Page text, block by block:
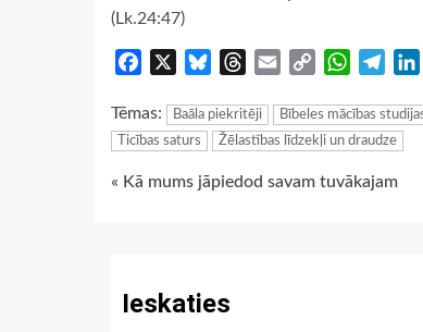
(Lk.24:47)
Facebook BlueskyThreads
Email
Copy
Tēmas: Baāla piekritēji Bībeles mācības
Ticības saturs
Žēlastības līdzekļi un draudze
Continue
« Kā mums jāpiedod savam tuvākajam
Ieskaties